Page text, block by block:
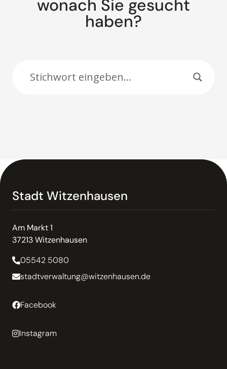
wonach Sie gesucht
haben?
Stadt Witzenhausen
Am Markt 1
37213 Witzenhausen
05542 5080
stadtverwaltung@witzenhausen.de
Facebook
Instagram